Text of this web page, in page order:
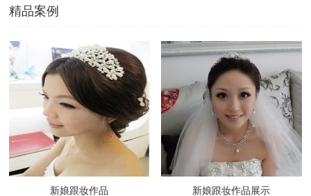
精品案例
新娘跟妆作品 新娘跟妆作品展示